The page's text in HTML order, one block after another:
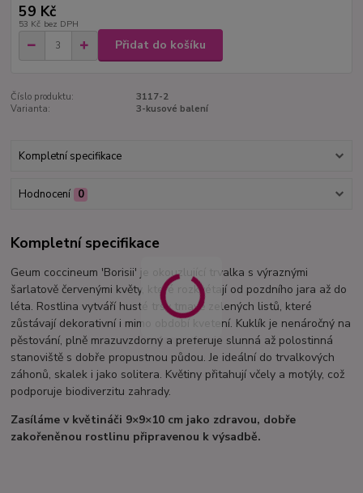
59 Kč
53 Kč bez DPH
Přidat do košíku
Číslo produktu:
3117-2
Varianta:
3-kusové balení
Kompletní specifikace
Hodnocení 0
Kompletní specifikace
Geum coccineum 'Borisii' je okouzlující trvalka s výraznými
šarlatově červenými květy, které rozkvétají od pozdního jara až do
léta. Rostlina vytváří husté trsy tmavě zelených listů, které
zůstávají dekorativní i mimo období kvetení. Kuklík je nenáročný na
pěstování, plně mrazuvzdorný a preferuje slunná až polostinná
stanoviště s dobře propustnou půdou. Je ideální do trvalkových
záhonů, skalek i jako solitera. Květiny přitahují včely a motýly, což
podporuje biodiverzitu zahrady.
Zasíláme v květináči 9×9×10 cm jako zdravou, dobře
zakořeněnou rostlinu připravenou k výsadbě.